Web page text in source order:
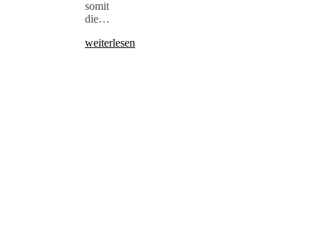
somit
die…
weiterlesen